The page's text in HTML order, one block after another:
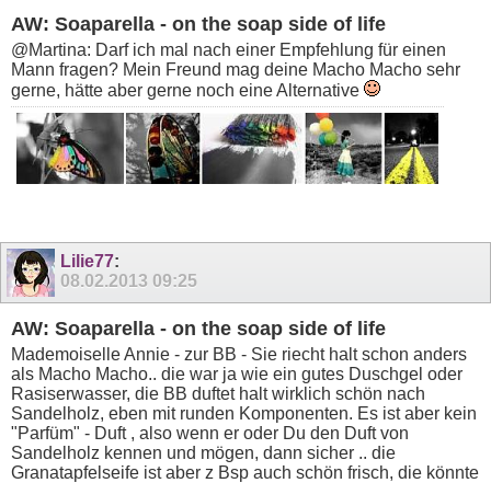
AW: Soaparella - on the soap side of life
@Martina: Darf ich mal nach einer Empfehlung für einen
Mann fragen? Mein Freund mag deine Macho Macho sehr
gerne, hätte aber gerne noch eine Alternative
Lilie77:
08.02.2013 09:25
AW: Soaparella - on the soap side of life
Mademoiselle Annie - zur BB - Sie riecht halt schon anders
als Macho Macho.. die war ja wie ein gutes Duschgel oder
Rasiserwasser, die BB duftet halt wirklich schön nach
Sandelholz, eben mit runden Komponenten. Es ist aber kein
"Parfüm" - Duft , also wenn er oder Du den Duft von
Sandelholz kennen und mögen, dann sicher .. die
Granatapfelseife ist aber z Bsp auch schön frisch, die könnte